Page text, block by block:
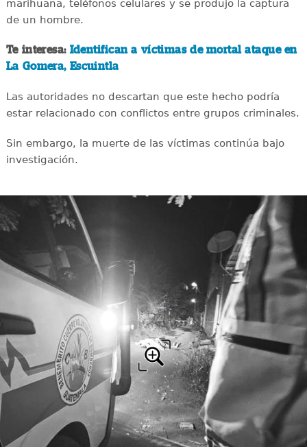
marihuana, teléfonos celulares y se produjo la captura
de un hombre.
Te interesa: Identifican a víctimas de mortal ataque en
La Gomera, Escuintla
Las autoridades no descartan que este hecho podría
estar relacionado con conflictos entre grupos criminales.
Sin embargo, la muerte de las víctimas continúa bajo
investigación.